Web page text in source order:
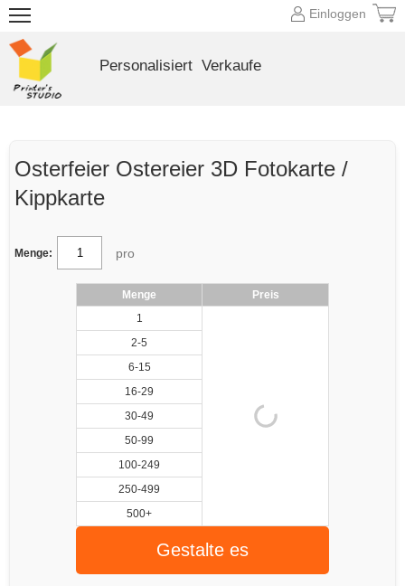
Osterfeier Ostereier 3D Fotokarte /
Kippkarte
Menge: pro
Menge
Preis
1
2-5
6-15
16-29
30-49
50-99
100-249
250-499
500+
Gestalte es
Einloggen
Personalisiert Verkaufe